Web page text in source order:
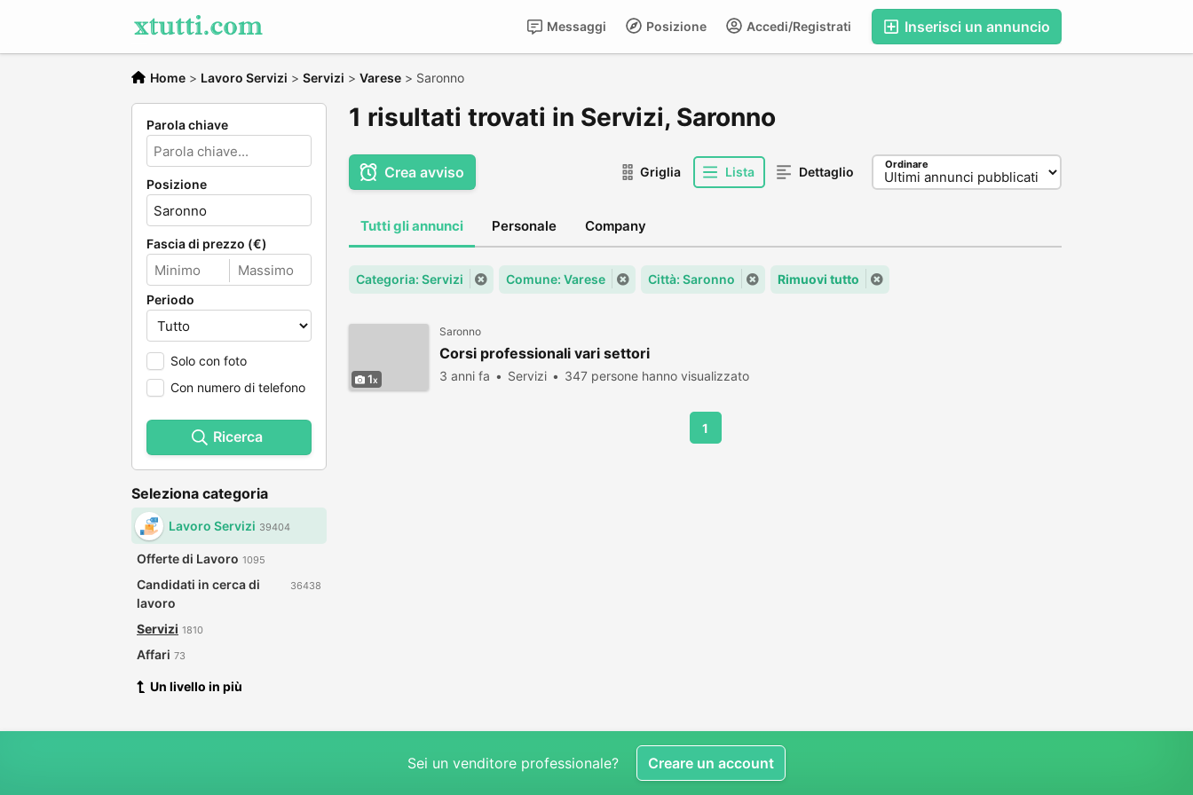
Inserisci un annuncio
Accedi/Registrati
Posizione
Messaggi
Home > Lavoro Servizi > Servizi > Varese > Saronno
Parola chiave
Posizione
Fascia di prezzo (€)
Periodo
Solo con foto
Con numero di telefono
Ricerca
Seleziona categoria
Lavoro Servizi 39404
Offerte di Lavoro 1095
Candidati in cerca di
lavoro
36438
Servizi 1810
Affari 73
Un livello in più
1 risultati trovati in Servizi, Saronno
Crea avviso Griglia Lista Dettaglio Ordinare
Tutti gli annunci Personale Company
Categoria: Servizi Comune: Varese Città: Saronno Rimuovi tutto
1
Saronno
Corsi professionali vari settori
3 anni fa Servizi 347 persone hanno visualizzato
1
Sei un venditore professionale? Creare un account